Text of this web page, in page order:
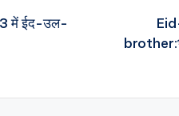
में ईद-उल-